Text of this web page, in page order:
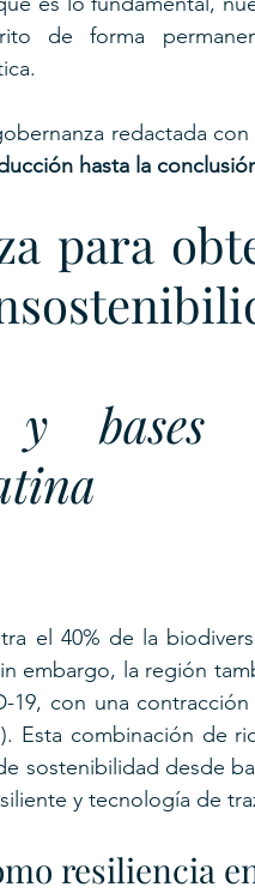
de forma
redactada
hasta la
para
y bases
el 40% de la
embargo, la región
19, con una
Esta combinación de
sostenibilidad desde
y tecnología de
resiliencia